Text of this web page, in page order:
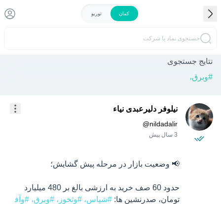
کمان توربو
جستجوی نماد یا شرکت
نتایج جستجوی
#وبرق،
نیلوفر دلیرعبدی نیاء
@nildadalir
3 سال پیش
تومان، صدرنشین ها: #شپاس، #وثخوز، #وبرق، #وآف